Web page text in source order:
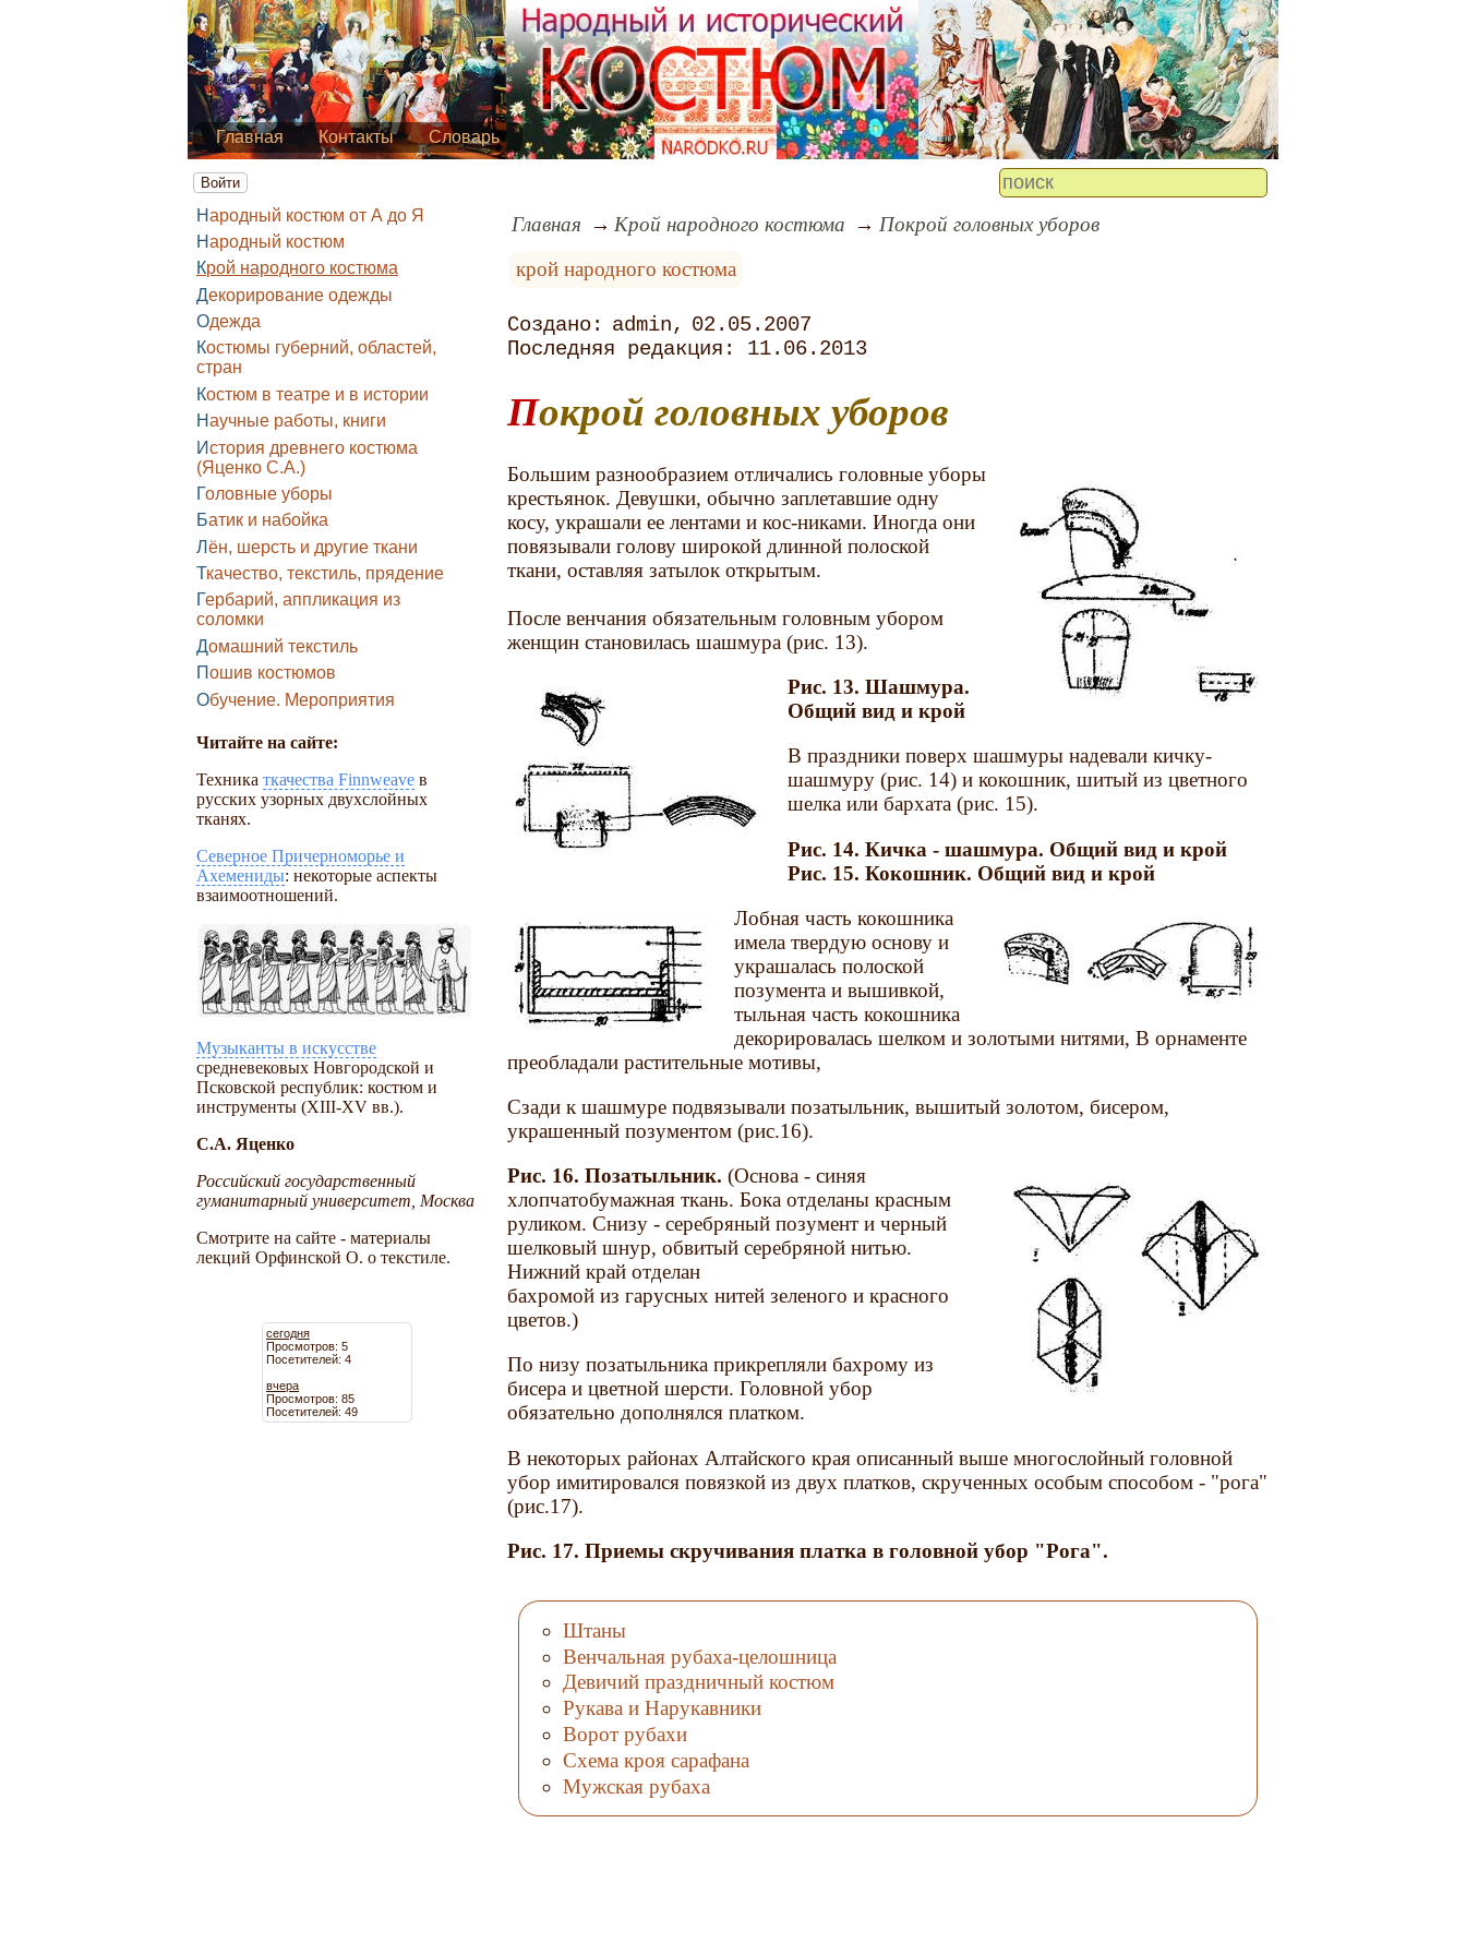
Главная Контакты Словарь
Войти
Народный костюм от А до Я
Народный костюм
Крой народного костюма
Декорирование одежды
Одежда
Костюмы губерний, областей,
стран
Костюм в театре и в истории
Научные работы, книги
История древнего костюма
(Яценко С.А.)
Головные уборы
Батик и набойка
Лён, шерсть и другие ткани
Ткачество, текстиль, прядение
Гербарий, аппликация из
соломки
Домашний текстиль
Пошив костюмов
Обучение. Мероприятия
Читайте на сайте:
Техника ткачества Finnweave в
русских узорных двухслойных
тканях.
Северное Причерноморье и
Ахемениды: некоторые аспекты
взаимоотношений.
Музыканты в искусстве
средневековых Новгородской и
Псковской республик: костюм и
инструменты (XIII-XV вв.).
С.А. Яценко
Российский государственный
гуманитарный университет, Москва
Смотрите на сайте - материалы
лекций Орфинской О. о текстиле.
сегодня
Просмотров: 5
Посетителей: 4
вчера
Просмотров: 85
Посетителей: 49
Главная Крой народного костюма
Покрой головных уборов
крой народного костюма
admin
02.05.2007
11.06.2013
Покрой головных уборов
Большим разнообразием отличались головные уборы
крестьянок. Девушки, обычно заплетавшие одну
косу, украшали ее лентами и кос-никами. Иногда они
повязывали голову широкой длинной полоской
ткани, оставляя затылок открытым.
После венчания обязательным головным убором
женщин становилась шашмура (рис. 13).
Рис. 13. Шашмура.
Общий вид и крой
В праздники поверх шашмуры надевали кичку-
шашмуру (рис. 14) и кокошник, шитый из цветного
шелка или бархата (рис. 15).
Рис. 14. Кичка - шашмура. Общий вид и крой
Рис. 15. Кокошник. Общий вид и крой
Лобная часть кокошника
имела твердую основу и
украшалась полоской
позумента и вышивкой,
тыльная часть кокошника
декорировалась шелком и золотыми нитями, В орнаменте
преобладали растительные мотивы,
Сзади к шашмуре подвязывали позатыльник, вышитый золотом, бисером,
украшенный позументом (рис.16).
Рис. 16. Позатыльник. (Основа - синяя
хлопчатобумажная ткань. Бока отделаны красным
руликом. Снизу - серебряный позумент и черный
шелковый шнур, обвитый серебряной нитью.
Нижний край отделан
бахромой из гарусных нитей зеленого и красного
цветов.)
По низу позатыльника прикрепляли бахрому из
бисера и цветной шерсти. Головной убор
обязательно дополнялся платком.
В некоторых районах Алтайского края описанный выше многослойный головной
убор имитировался повязкой из двух платков, скрученных особым способом - "рога"
(рис.17).
Рис. 17. Приемы скручивания платка в головной убор "Рога".
Штаны
Венчальная рубаха-целошница
Девичий праздничный костюм
Рукава и Нарукавники
Ворот рубахи
Схема кроя сарафана
Мужская рубаха